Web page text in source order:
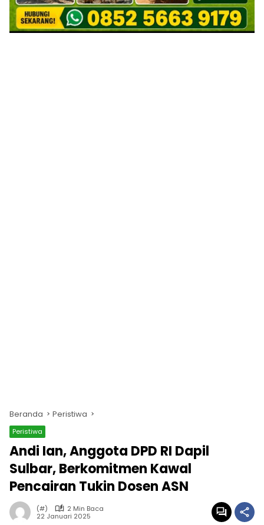
Beranda Peristiwa
Peristiwa
Andi Ian, Anggota DPD RI Dapil
Sulbar, Berkomitmen Kawal
Pencairan Tukin Dosen ASN
(#)
2 Min Baca
22 Januari 2025